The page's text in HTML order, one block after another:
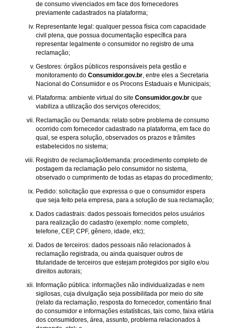
de consumo vivenciados em face dos fornecedores
previamente cadastrados na plataforma;
Representante legal: qualquer pessoa física com capacidade
civil plena, que possua documentação específica para
representar legalmente o consumidor no registro de uma
reclamação;
Gestores: órgãos públicos responsáveis pela gestão e
monitoramento do Consumidor.gov.br, entre eles a Secretaria
Nacional do Consumidor e os Procons Estaduais e Municipais;
Plataforma: ambiente virtual do site Consumidor.gov.br que
viabiliza a utilização dos serviços oferecidos;
Reclamação ou Demanda: relato sobre problema de consumo
ocorrido com fornecedor cadastrado na plataforma, em face do
qual, se espera solução, observados os prazos e trâmites
estabelecidos no sistema;
Registro de reclamação/demanda: procedimento completo de
postagem da reclamação pelo consumidor no sistema,
observado o cumprimento de todas as etapas do procedimento;
Pedido: solicitação que expressa o que o consumidor espera
que seja feito pela empresa, para a solução de sua reclamação;
Dados cadastrais: dados pessoais fornecidos pelos usuários
para realização do cadastro (exemplo: nome completo,
telefone, CEP, CPF, gênero, idade, etc);
Dados de terceiros: dados pessoais não relacionados à
reclamação registrada, ou ainda quaisquer outros de
titularidade de terceiros que estejam protegidos por sigilo e/ou
direitos autorais;
Informação pública: informações não individualizadas e nem
sigilosas, cuja divulgação seja possibilitada por meio do site
(relato da reclamação, resposta do fornecedor, comentário final
do consumidor e informações estatísticas, tais como, faixa etária
dos consumidores, área, assunto, problema relacionados à